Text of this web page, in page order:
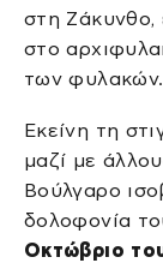
στη Ζάκυνθο,
στο
των φυλακών.
Εκείνη τη
μαζί με
Βούλγαρο
δολοφονία
Οκτώβριο